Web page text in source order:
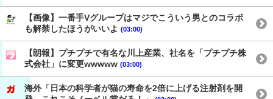
【画像】一番手Vグループはマジでこういう男とのコラボ
も解禁したほうがいいよ (03:00)
【朗報】プチプチで有名な川上産業、社名を「プチプチ株
式会社」に変更wwwww (03:00)
海外「日本の科学者が猫の寿命を2倍に上げる注射剤を開